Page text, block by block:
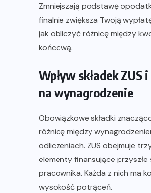
Zmniejszają podstawę
finalnie zwiększa Twoją
jak obliczyć różnicę między
końcową.
Wpływ składek ZUS
na wynagrodzenie
Obowiązkowe składki
różnicę między
odliczeniach. ZUS obejmuje
elementy finansujące przyszłe
pracownika. Każda z nich ma
wysokość potrąceń.